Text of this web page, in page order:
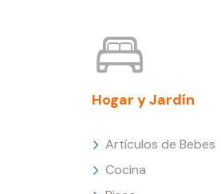
Hogar y Jardín
Artículos de Bebes
Cocina